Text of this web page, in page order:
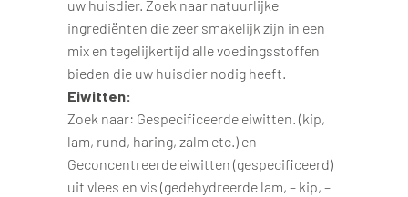
uw huisdier. Zoek naar natuurlijke
ingrediënten die zeer smakelijk zijn in een
mix en tegelijkertijd alle voedingsstoffen
bieden die uw huisdier nodig heeft.
Eiwitten:
Zoek naar: Gespecificeerde eiwitten. (kip,
lam, rund, haring, zalm etc.) en
Geconcentreerde eiwitten (gespecificeerd)
uit vlees en vis (gedehydreerde lam, – kip, –